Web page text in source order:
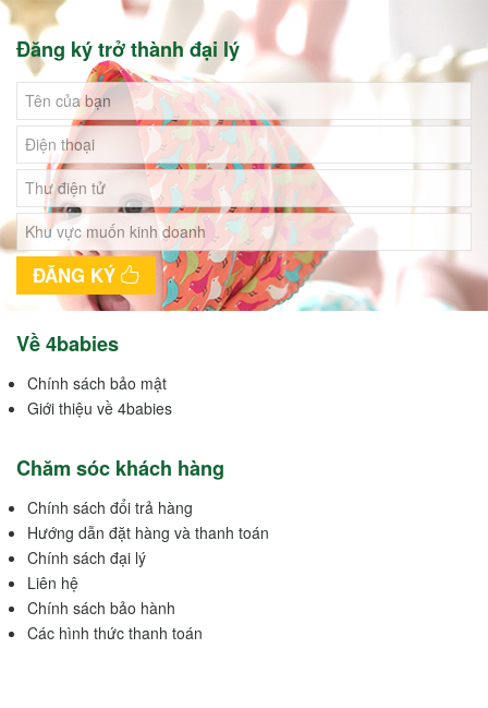
Đăng ký trở thành đại lý
ĐĂNG KÝ
Về 4babies
Chính sách bảo mật
Giới thiệu về 4babies
Chăm sóc khách hàng
Chính sách đổi trả hàng
Hướng dẫn đặt hàng và thanh toán
Chính sách đại lý
Liên hệ
Chính sách bảo hành
Các hình thức thanh toán